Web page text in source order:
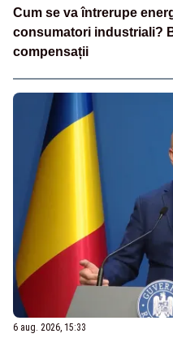
Cum se va întrerupe
consumatori industriali?
compensații
6 aug. 2026, 15:33